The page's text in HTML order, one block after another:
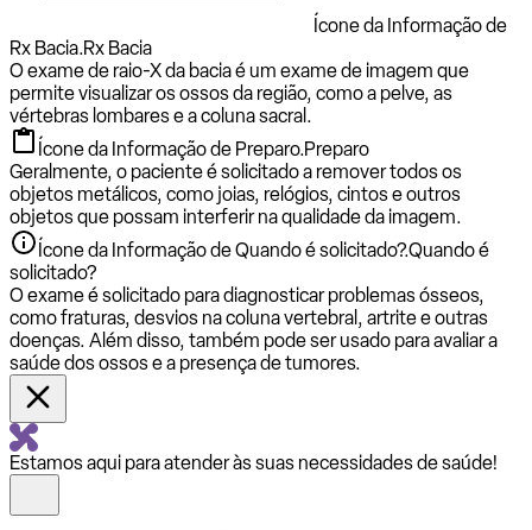
Ícone da Informação de
Rx Bacia.Rx Bacia
O exame de raio-X da bacia é um exame de imagem que
permite visualizar os ossos da região, como a pelve, as
vértebras lombares e a coluna sacral.
Ícone da Informação de Preparo.Preparo
Geralmente, o paciente é solicitado a remover todos os
objetos metálicos, como joias, relógios, cintos e outros
objetos que possam interferir na qualidade da imagem.
Ícone da Informação de Quando é solicitado?.Quando é
solicitado?
O exame é solicitado para diagnosticar problemas ósseos,
como fraturas, desvios na coluna vertebral, artrite e outras
doenças. Além disso, também pode ser usado para avaliar a
saúde dos ossos e a presença de tumores.
Estamos aqui para atender às suas necessidades de saúde!